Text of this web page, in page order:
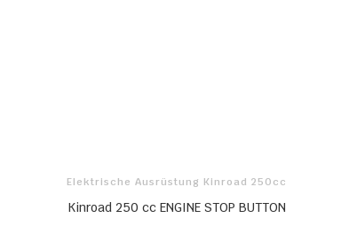
Elektrische Ausrüstung Kinroad 250cc
Kinroad 250 cc ENGINE STOP BUTTON